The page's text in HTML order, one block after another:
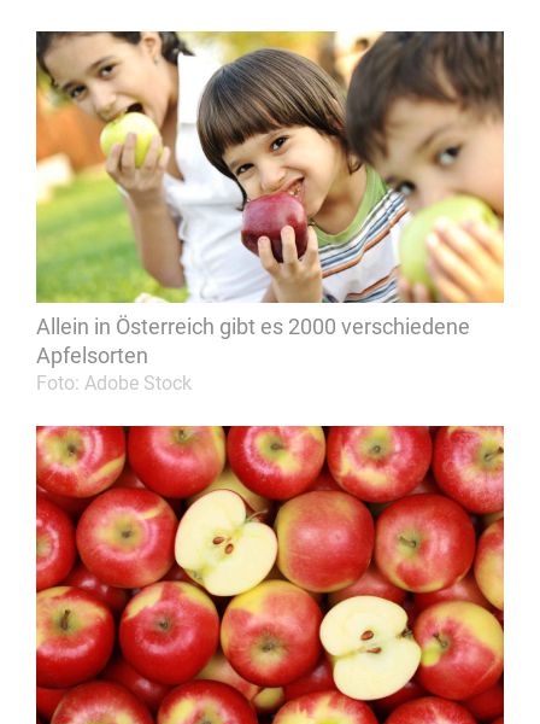
Allein in Österreich gibt es 2000 verschiedene
Apfelsorten
Foto: Adobe Stock